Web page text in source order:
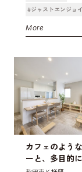
#ジャストエンジョイ
More
カフェのよう
ーと、多目的